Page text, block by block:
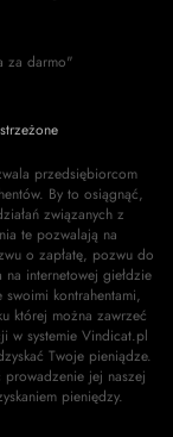
za darmo"
przedsiębiorcom
By to osiągnąć,
związanych z
te pozwalają na
o zapłatę, pozwu do
internetowej giełdzie
kontrahentami,
której można zawrzeć
w systemie Vindicat.pl
Twoje pieniądze.
prowadzenie jej naszej
pieniędzy.